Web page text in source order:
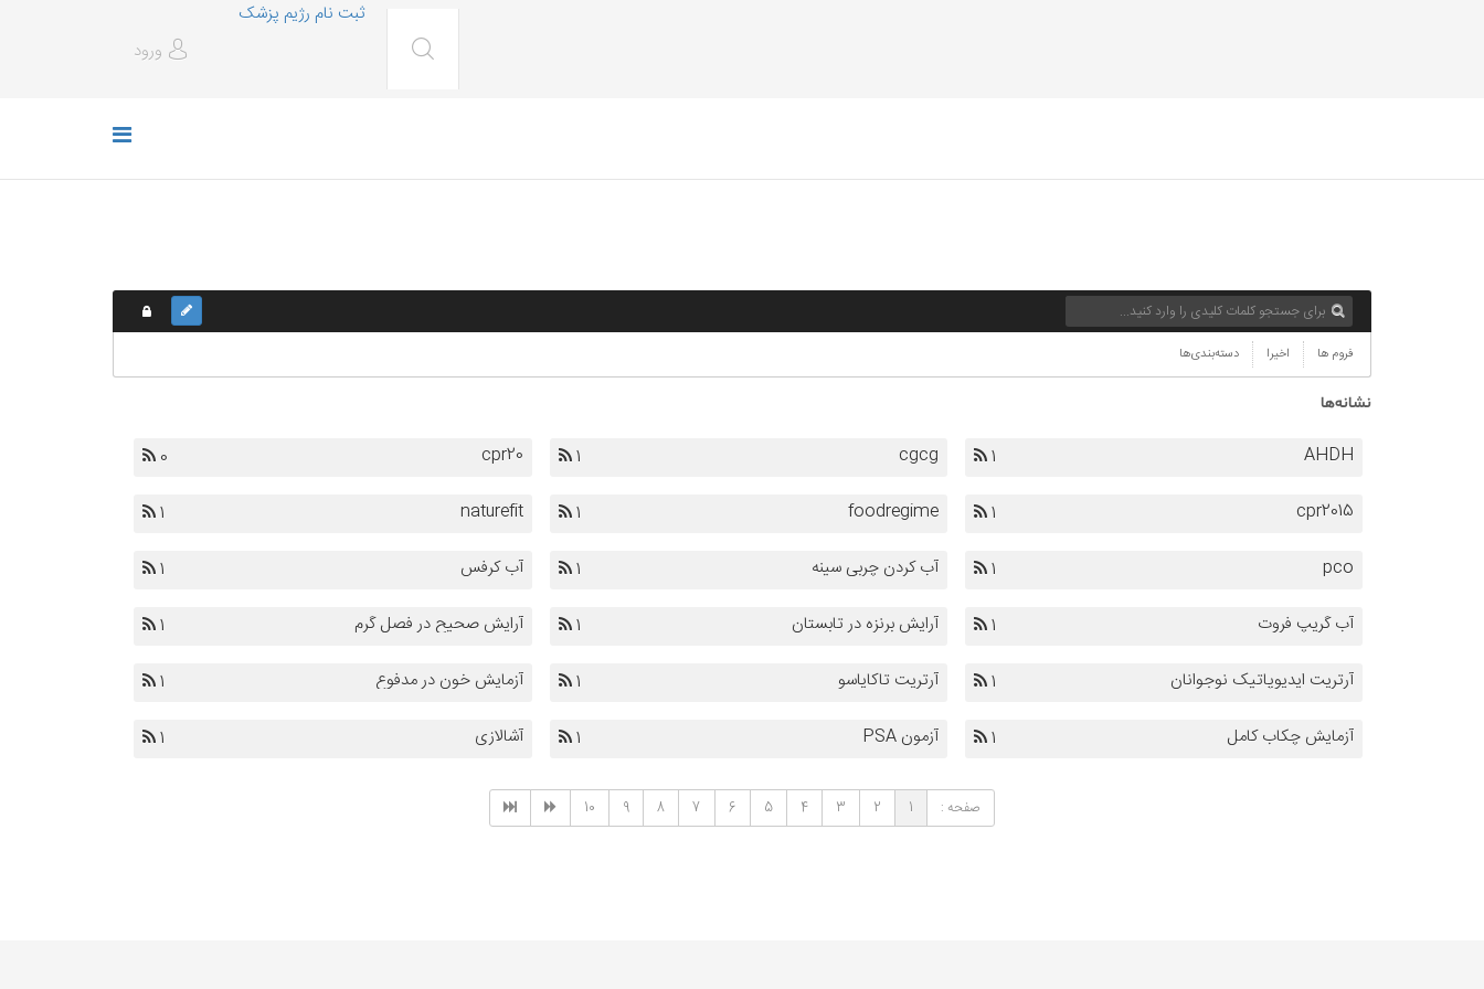
ثبت نام رژیم پزشک
ورود
فروم ها اخیرا دسته‌بندی‌ها
نشانه‌ها
AHDH
1
cgcg
1
cpr20
0
cpr2015
1
foodregime
1
naturefit
1
pco
1 آب کردن چربی سینه 1 آب کرفس
1
آب گریپ فروت
1 آرایش برنزه در تابستان 1 آرایش صحیح در فصل گرم
1
آرتریت ایدیوپاتیک نوجوانان
1 آرتریت تاکایاسو 1 آزمایش خون در مدفوع
1
آزمایش چکاب کامل
1 آزمون PSA 1 آشالازی 1
صفحه : 1
2
3
4
5
6
7
8
9
10